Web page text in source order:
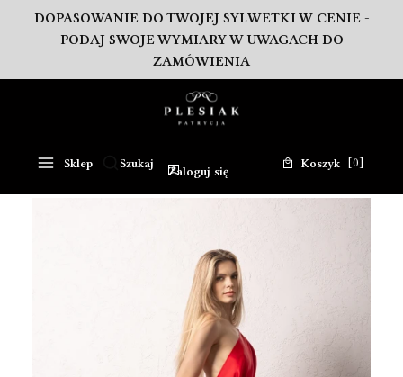
DOPASOWANIE DO TWOJEJ SYLWETKI W CENIE -
PODAJ SWOJE WYMIARY W UWAGACH DO
ZAMÓWIENIA
Sklep
Otwórz wyszukiwarkę
Szukaj
Zaloguj się
Produkty w
Koszyk